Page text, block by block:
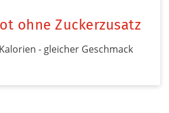
ohne Zuckerzusatz
- gleicher Geschmack